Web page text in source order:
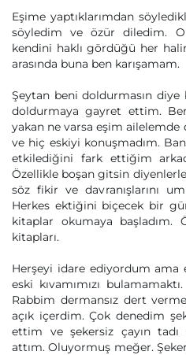
Eşime yaptıklarımdan
söyledim ve özür diledim.
kendini haklı gördüğü her
arasında buna ben karışamam.
Şeytan beni doldurmasın
doldurmaya gayret ettim.
yakan ne varsa eşim
ve hiç eskiyi konuşmadım.
etkilediğini fark ettiğim
Özellikle boşan gitsin
söz fikir ve davranışlarını
Herkes ektiğini biçecek bir
kitaplar okumaya başladım.
kitapları.
Herşeyi idare ediyordum ama
eski kıvamımızı
Rabbim dermansız dert
açık içerdim. Çok denedim
ettim ve şekersiz çayın
attım. Oluyormuş meğer.